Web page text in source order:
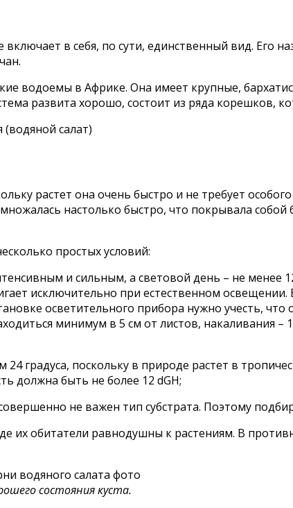
в себя, по сути, единственный вид. Его
водоемы в Африке. Она имеет крупные,
развита хорошо, состоит из ряда корешков,
растет она очень быстро и не требует
настолько быстро, что покрывала
простых условий:
и сильным, а световой день – не менее
исключительно при естественном
осветительного прибора нужно учесть,
минимум в 5 см от листов, накаливания –
градуса, поскольку в природе растет в
должна быть не более 12 dGH;
не важен тип субстрата. Поэтому
их обитатели равнодушны к растениям. В
состояния куста.